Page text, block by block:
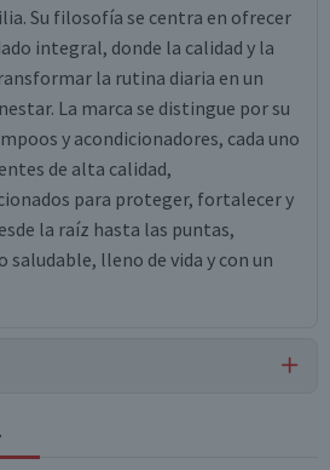
Su filosofía se centra en ofrecer
integral, donde la calidad y la
la rutina diaria en un
La marca se distingue por su
y acondicionadores, cada uno
de alta calidad,
para proteger, fortalecer y
la raíz hasta las puntas,
saludable, lleno de vida y con un